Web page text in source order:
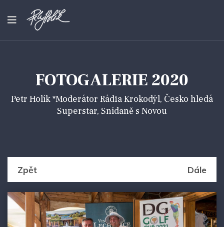
FOTOGALERIE 2020
Petr Holík *Moderátor Rádia Krokodýl, Česko hledá
Superstar, Snídaně s Novou
Zpět Dále